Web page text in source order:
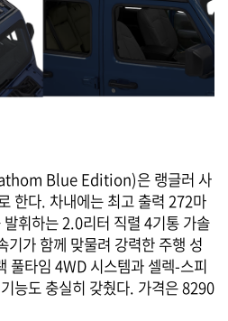
Blue Edition)은 랭글러 사
한다. 차내에는 최고 출력 272마
휘하는 2.0리터 직렬 4기통 가솔
기가 함께 맞물려 강력한 주행 성
풀타임 4WD 시스템과 셀렉-스피
능도 충실히 갖췄다. 가격은 8290